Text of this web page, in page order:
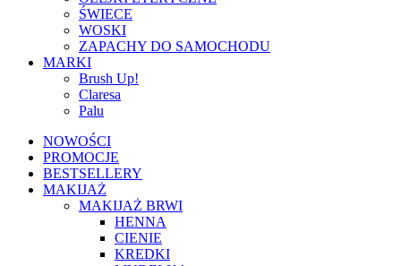
ŚWIECE
WOSKI
ZAPACHY DO SAMOCHODU
MARKI
Brush Up!
Claresa
Palu
NOWOŚCI
PROMOCJE
BESTSELLERY
MAKIJAŻ
MAKIJAŻ BRWI
HENNA
CIENIE
KREDKI